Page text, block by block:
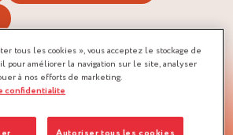
tous les cookies », vous acceptez le stockage de
pour améliorer la navigation sur le site, analyser
à nos efforts de marketing.
confidentialite